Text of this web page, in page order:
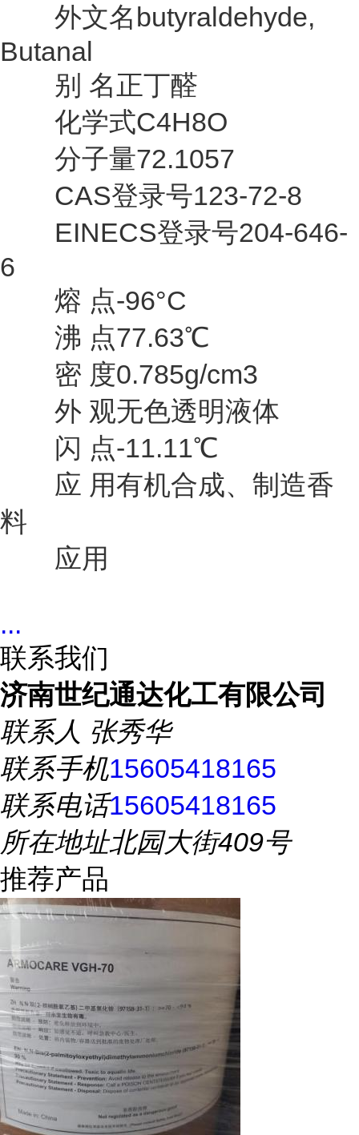
外文名butyraldehyde,
Butanal
别 名正丁醛
化学式C4H8O
分子量72.1057
CAS登录号123-72-8
EINECS登录号204-646-
6
熔 点-96°C
沸 点77.63℃
密 度0.785g/cm3
外 观无色透明液体
闪 点-11.11℃
应 用有机合成、制造香
料
应用
...
联系我们
济南世纪通达化工有限公司
联系人 张秀华
联系手机15605418165
联系电话15605418165
所在地址北园大街409号
推荐产品